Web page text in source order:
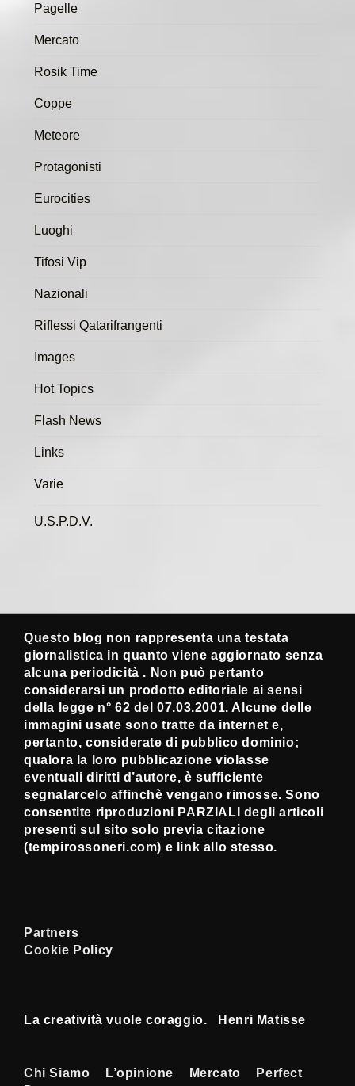
Pagelle
Mercato
Rosik Time
Coppe
Meteore
Protagonisti
Eurocities
Luoghi
Tifosi Vip
Nazionali
Riflessi Qatarifrangenti
Images
Hot Topics
Flash News
Links
Varie
U.S.P.D.V.
Questo blog non rappresenta una testata
giornalistica in quanto viene aggiornato senza
alcuna periodicità . Non può pertanto
considerarsi un prodotto editoriale ai sensi
della legge n° 62 del 07.03.2001. Alcune delle
immagini usate sono tratte da internet e,
pertanto, considerate di pubblico dominio;
qualora la loro pubblicazione violasse
eventuali diritti d’autore, è sufficiente
segnalarcelo affinchè vengano rimosse. Sono
consentite riproduzioni PARZIALI degli articoli
presenti sul sito solo previa citazione
(tempirossoneri.com) e link allo stesso.
Partners
Cookie Policy
La creatività vuole coraggio. Henri Matisse
Menu
Chi Siamo L’opinione Mercato
Perfect